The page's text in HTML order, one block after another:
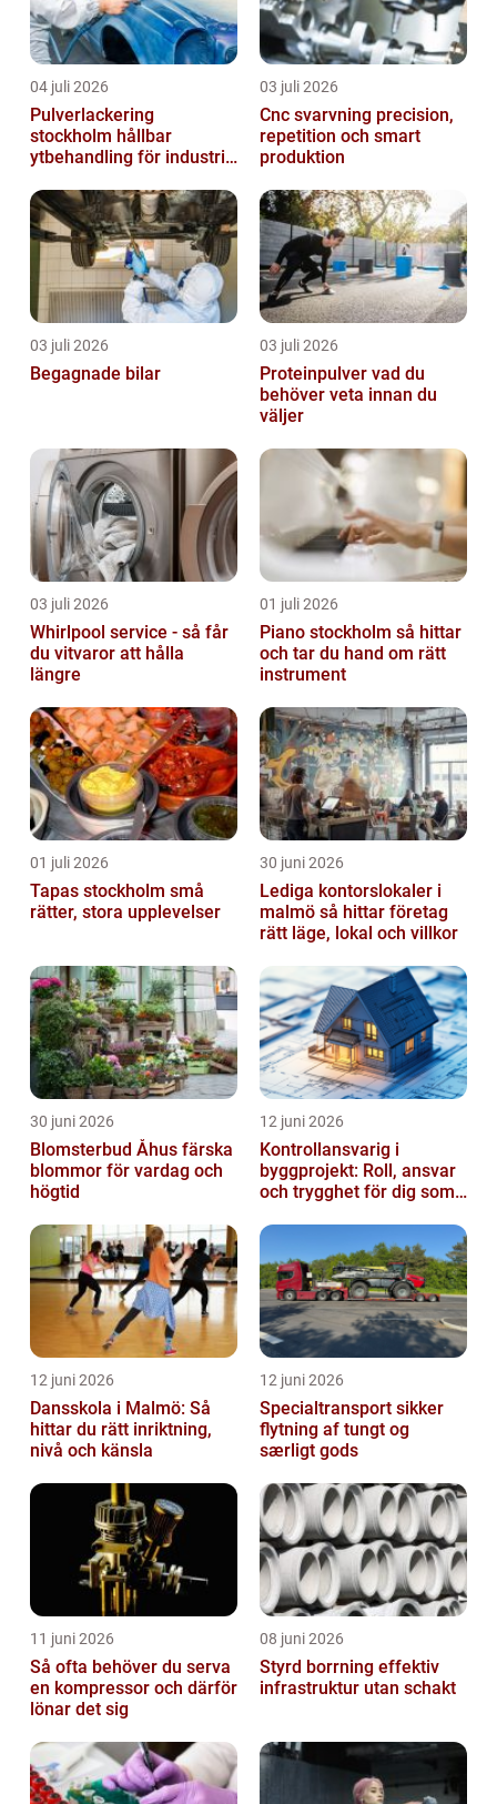
04 juli 2026
Pulverlackering
stockholm hållbar
ytbehandling för industri
03 juli 2026
Cnc svarvning precision,
repetition och smart
produktion
03 juli 2026
Begagnade bilar
03 juli 2026
Proteinpulver vad du
behöver veta innan du
väljer
03 juli 2026
Whirlpool service - så får
du vitvaror att hålla
längre
01 juli 2026
Piano stockholm så hittar
och tar du hand om rätt
instrument
01 juli 2026
Tapas stockholm små
rätter, stora upplevelser
30 juni 2026
Lediga kontorslokaler i
malmö så hittar företag
rätt läge, lokal och villkor
30 juni 2026
Blomsterbud Åhus färska
blommor för vardag och
högtid
12 juni 2026
Kontrollansvarig i
byggprojekt: Roll, ansvar
och trygghet för dig som
12 juni 2026
Dansskola i Malmö: Så
hittar du rätt inriktning,
nivå och känsla
12 juni 2026
Specialtransport sikker
flytning af tungt og
særligt gods
11 juni 2026
Så ofta behöver du serva
en kompressor och därför
lönar det sig
08 juni 2026
Styrd borrning effektiv
infrastruktur utan schakt